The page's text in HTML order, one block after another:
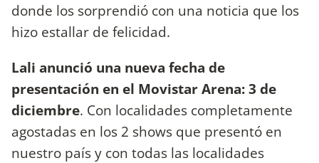
donde los sorprendió con una noticia que los
hizo estallar de felicidad.
Lali anunció una nueva fecha de
presentación en el Movistar Arena: 3 de
diciembre. Con localidades completamente
agostadas en los 2 shows que presentó en
nuestro país y con todas las localidades